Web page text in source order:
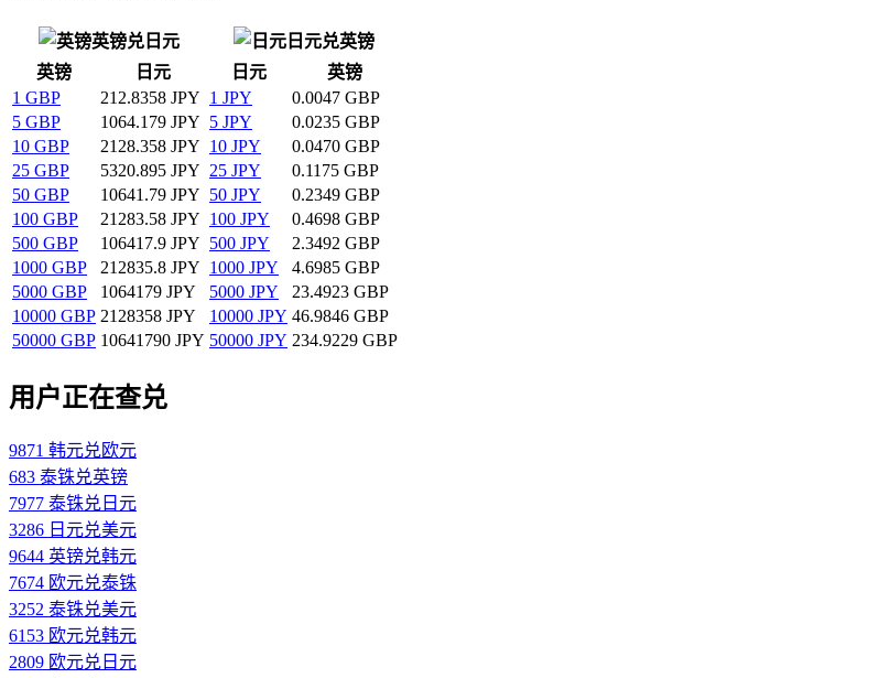
英镑兑日元
日元兑英镑
英镑
日元 日元
英镑
1 GBP
212.8358 JPY 1 JPY
0.0047 GBP
5 GBP
1064.179 JPY 5 JPY
0.0235 GBP
10 GBP
2128.358 JPY 10 JPY
0.0470 GBP
25 GBP
5320.895 JPY 25 JPY
0.1175 GBP
50 GBP
10641.79 JPY 50 JPY
0.2349 GBP
100 GBP
21283.58 JPY 100 JPY
0.4698 GBP
500 GBP
106417.9 JPY 500 JPY
2.3492 GBP
1000 GBP
212835.8 JPY 1000 JPY
4.6985 GBP
5000 GBP
1064179 JPY 5000 JPY
23.4923 GBP
10000 GBP 2128358 JPY 10000 JPY 46.9846 GBP
50000 GBP 10641790 JPY 50000 JPY 234.9229 GBP
用户正在查兑
9871 韩元兑欧元
683 泰铢兑英镑
7977 泰铢兑日元
3286 日元兑美元
9644 英镑兑韩元
7674 欧元兑泰铢
3252 泰铢兑美元
6153 欧元兑韩元
2809 欧元兑日元